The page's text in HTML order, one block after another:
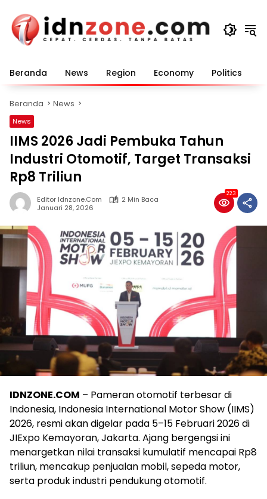
konten
Beranda News Region Economy Politics
Beranda News
News
IIMS 2026 Jadi Pembuka Tahun
Industri Otomotif, Target Transaksi
Rp8 Triliun
Editor Idnzone.com
2 Min Baca
Januari 28, 2026
223
IDNZONE.COM – Pameran otomotif terbesar di
Indonesia, Indonesia International Motor Show (IIMS)
2026, resmi akan digelar pada 5–15 Februari 2026 di
JIExpo Kemayoran, Jakarta. Ajang bergengsi ini
menargetkan nilai transaksi kumulatif mencapai Rp8
triliun, mencakup penjualan mobil, sepeda motor,
serta produk industri pendukung otomotif.